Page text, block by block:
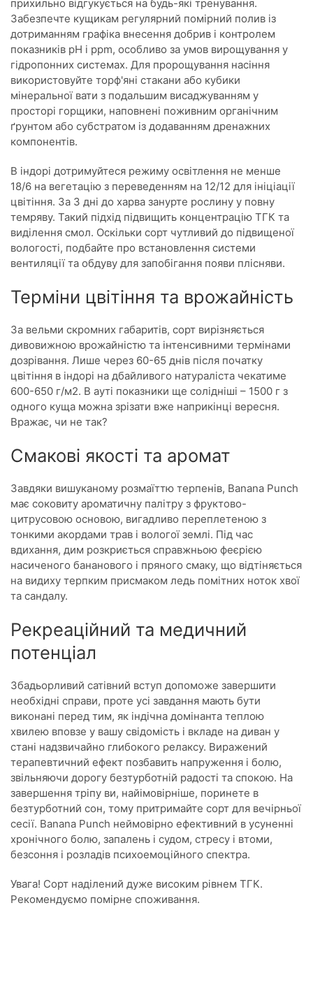
прихильно відгукується на будь-які тренування.
Забезпечте кущикам регулярний помірний полив із
дотриманням графіка внесення добрив і контролем
показників pH і ppm, особливо за умов вирощування у
гідропонних системах. Для пророщування насіння
використовуйте торф'яні стакани або кубики
мінеральної вати з подальшим висаджуванням у
просторі горщики, наповнені поживним органічним
ґрунтом або субстратом із додаванням дренажних
компонентів.
В індорі дотримуйтеся режиму освітлення не менше
18/6 на вегетацію з переведенням на 12/12 для ініціації
цвітіння. За 3 дні до харва занурте рослину у повну
темряву. Такий підхід підвищить концентрацію ТГК та
виділення смол. Оскільки сорт чутливий до підвищеної
вологості, подбайте про встановлення системи
вентиляції та обдуву для запобігання появи плісняви.
Терміни цвітіння та врожайність
За вельми скромних габаритів, сорт вирізняється
дивовижною врожайністю та інтенсивними термінами
дозрівання. Лише через 60-65 днів після початку
цвітіння в індорі на дбайливого натураліста чекатиме
600-650 г/м2. В ауті показники ще солідніші – 1500 г з
одного куща можна зрізати вже наприкінці вересня.
Вражає, чи не так?
Смакові якості та аромат
Завдяки вишуканому розмаїттю терпенів, Banana Punch
має соковиту ароматичну палітру з фруктово-
цитрусовою основою, вигадливо переплетеною з
тонкими акордами трав і вологої землі. Під час
вдихання, дим розкриється справжньою феєрією
насиченого бананового і пряного смаку, що відтіняється
на видиху терпким присмаком ледь помітних ноток хвої
та сандалу.
Рекреаційний та медичний
потенціал
Збадьорливий сатівний вступ допоможе завершити
необхідні справи, проте усі завдання мають бути
виконані перед тим, як індічна домінанта теплою
хвилею вповзе у вашу свідомість і вкладе на диван у
стані надзвичайно глибокого релаксу. Виражений
терапевтичний ефект позбавить напруження і болю,
звільняючи дорогу безтурботній радості та спокою. На
завершення тріпу ви, найімовірніше, поринете в
безтурботний сон, тому притримайте сорт для вечірньої
сесії. Banana Punch неймовірно ефективний в усуненні
хронічного болю, запалень і судом, стресу і втоми,
безсоння і розладів психоемоційного спектра.
Увага! Сорт наділений дуже високим рівнем ТГК.
Рекомендуємо помірне споживання.